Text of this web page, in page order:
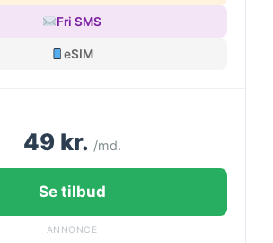
Fri SMS
eSIM
49 kr. /md.
Se tilbud
ANNONCE